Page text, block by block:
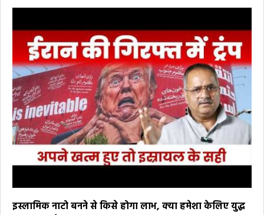
इस्लामिक नाटो बनने से किसे होगा लाभ, क्या हमेशा केलिए युद्ध